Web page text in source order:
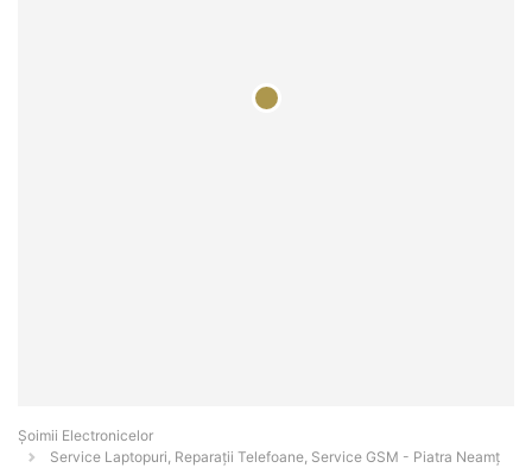
Șoimii Electronicelor
Service Laptopuri, Reparații Telefoane, Service GSM - Piatra Neamţ